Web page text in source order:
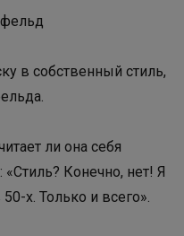
в собственный стиль,
ли она себя
«Стиль? Конечно, нет! Я
х. Только и всего».